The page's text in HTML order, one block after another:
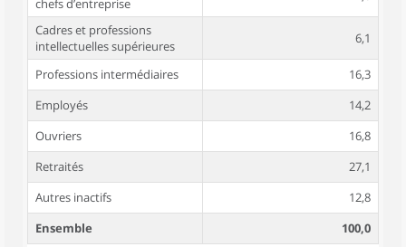
chefs d’entreprise
Cadres et professions
intellectuelles supérieures
6,1
Professions intermédiaires
16,3
Employés
14,2
Ouvriers
16,8
Retraités
27,1
Autres inactifs
12,8
Ensemble
100,0